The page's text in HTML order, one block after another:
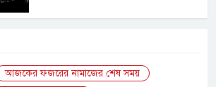
আজকের ফজরের নামাজের শেষ সময়